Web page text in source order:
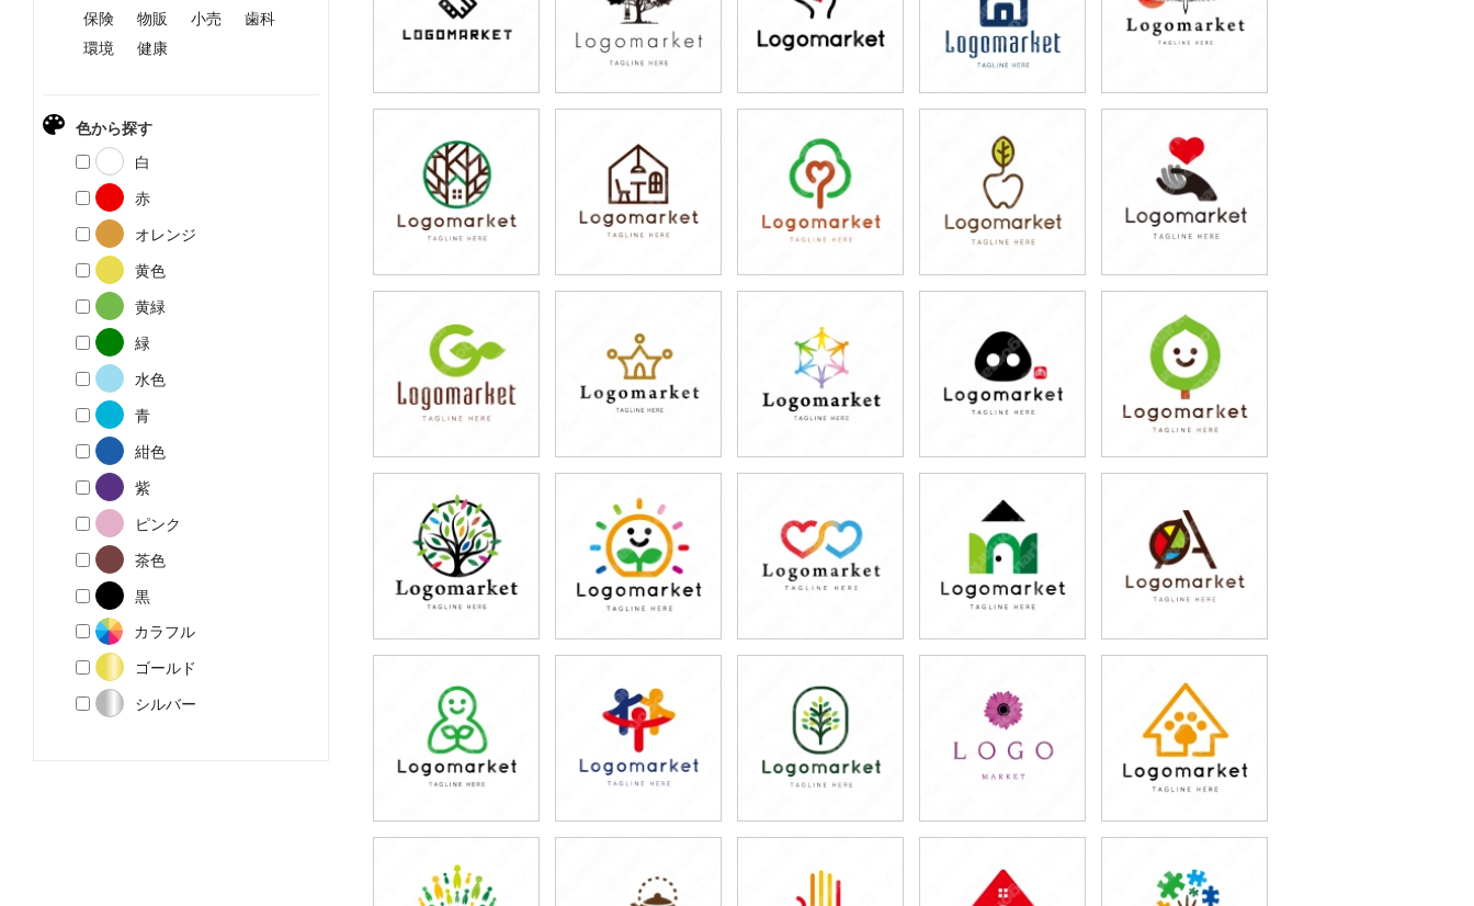
保険
物販 小売
歯科
環境
健康
色から探す
白
赤
オレンジ
黄色
黄緑
緑
水色
青
紺色
紫
ピンク
茶色
黒
カラフル
ゴールド
シルバー
79,800円
(税込87,780円)
79,800円
(税込87,780円)
79,800円
(税込87,780円)
79,800円
(税込87,780円)
79,800円
(税込87,780円)
79,800円
(税込87,780円)
79,800円
(税込87,780円)
79,800円
(税込87,780円)
79,800円
(税込87,780円)
79,800円
(税込87,780円)
79,800円
(税込87,780円)
79,800円
(税込87,780円)
79,800円
(税込87,780円)
79,800円
(税込87,780円)
79,800円
(税込87,780円)
79,800円
(税込87,780円)
79,800円
(税込87,780円)
79,800円
(税込87,780円)
79,800円
(税込87,780円)
79,800円
(税込87,780円)
79,800円
(税込87,780円)
79,800円
(税込87,780円)
79,800円
(税込87,780円)
79,800円
(税込87,780円)
79,800円
(税込87,780円)